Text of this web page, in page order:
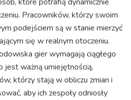
które potrafią dynamicznie
Pracowników, którzy swoim
podejściem są w stanie mierzyć
się w realnym otoczeniu.
gier wymagają ciągłego
jest ważną umiejętnością,
którzy stają w obliczu zmian i
aby ich zespoły odniosły